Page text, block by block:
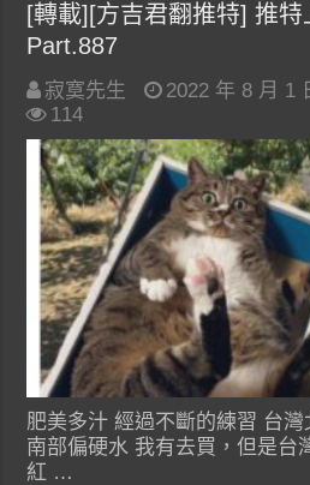
[轉載][方吉君翻推特] 推特
Part.887
寂寞先生 2022 年 8 月 1
114
肥美多汁 經過不斷的練習 台
南部偏硬水 我有去買，但是台
紅 …